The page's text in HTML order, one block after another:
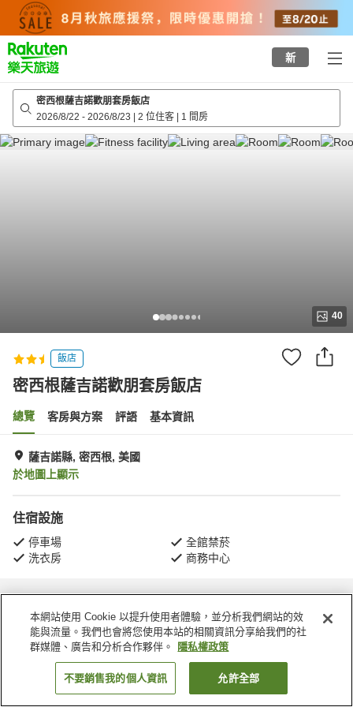
top
page
新
密西根薩吉諾歡朋套房飯店
2026/8/22 - 2026/8/23 | 2 位住客 | 1 間房
40
飯店
密西根薩吉諾歡朋套房飯店
總覽 客房與方案 評語 基本資訊
薩吉諾縣, 密西根, 美國
於地圖上顯示
住宿設施
停車場
全館禁菸
洗衣房
商務中心
首頁 美國 密西根 薩吉諾縣 密西根薩吉諾歡朋套房飯店
找客房
本網站使用 Cookie 以提升使用者體驗，並分析我們網站的效
能與流量。我們也會將您使用本站的相關資訊分享給我們的社
群媒體、廣告和分析合作夥伴。
隱私權政策
不要銷售我的個人資訊 允許全部